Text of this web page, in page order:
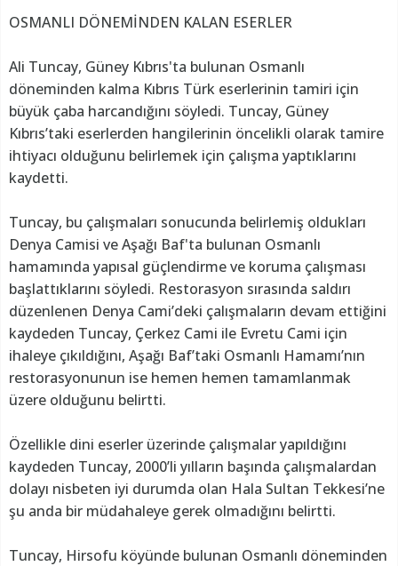
OSMANLI DÖNEMİNDEN KALAN ESERLER
Ali Tuncay, Güney Kıbrıs'ta bulunan Osmanlı
döneminden kalma Kıbrıs Türk eserlerinin tamiri için
büyük çaba harcandığını söyledi. Tuncay, Güney
Kıbrıs’taki eserlerden hangilerinin öncelikli olarak tamire
ihtiyacı olduğunu belirlemek için çalışma yaptıklarını
kaydetti.
Tuncay, bu çalışmaları sonucunda belirlemiş oldukları
Denya Camisi ve Aşağı Baf'ta bulunan Osmanlı
hamamında yapısal güçlendirme ve koruma çalışması
başlattıklarını söyledi. Restorasyon sırasında saldırı
düzenlenen Denya Cami’deki çalışmaların devam ettiğini
kaydeden Tuncay, Çerkez Cami ile Evretu Cami için
ihaleye çıkıldığını, Aşağı Baf’taki Osmanlı Hamamı’nın
restorasyonunun ise hemen hemen tamamlanmak
üzere olduğunu belirtti.
Özellikle dini eserler üzerinde çalışmalar yapıldığını
kaydeden Tuncay, 2000’li yılların başında çalışmalardan
dolayı nisbeten iyi durumda olan Hala Sultan Tekkesi’ne
şu anda bir müdahaleye gerek olmadığını belirtti.
Tuncay, Hirsofu köyünde bulunan Osmanlı döneminden